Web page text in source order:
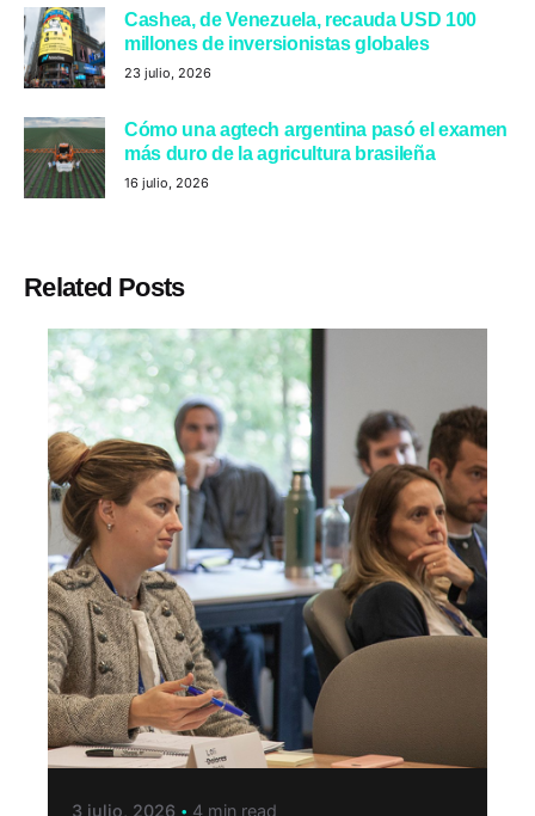
Cashea, de Venezuela, recauda USD 100
millones de inversionistas globales
23 julio, 2026
Cómo una agtech argentina pasó el examen
más duro de la agricultura brasileña
16 julio, 2026
Related Posts
3 julio, 2026 4 min read